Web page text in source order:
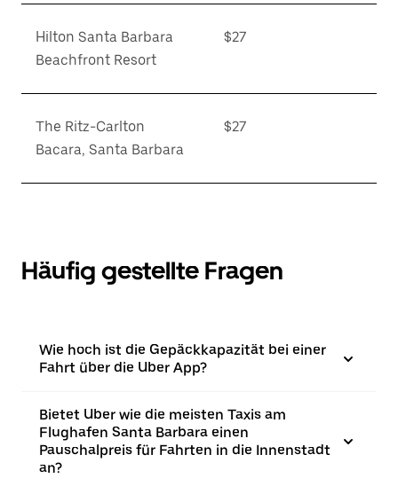
Hilton Santa Barbara
Beachfront Resort
$27
The Ritz-Carlton
Bacara, Santa Barbara
$27
Häufig gestellte Fragen
Wie hoch ist die Gepäckkapazität bei einer
Fahrt über die Uber App?
Bietet Uber wie die meisten Taxis am
Flughafen Santa Barbara einen
Pauschalpreis für Fahrten in die Innenstadt
an?